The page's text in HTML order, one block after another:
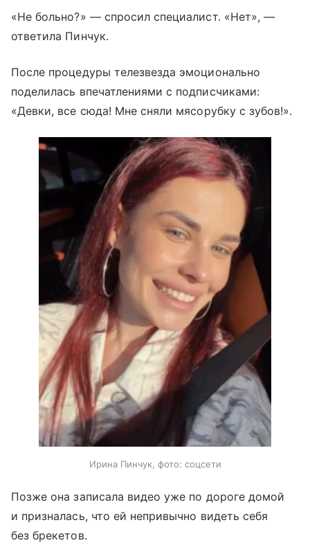
«Не больно?» — спросил специалист. «Нет», —
ответила Пинчук.
После процедуры телезвезда эмоционально
поделилась впечатлениями с подписчиками:
«Девки, все сюда! Мне сняли мясорубку с зубов!».
Ирина Пинчук, фото: соцсети
Позже она записала видео уже по дороге домой
и призналась, что ей непривычно видеть себя
без брекетов.